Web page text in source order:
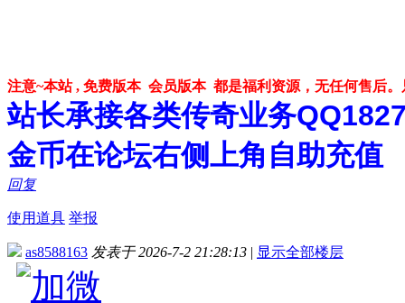
注意~本站 , 免费版本 会员版本 都是福利资源，无任何售后
站长承接各类传奇业务
金币在论坛右侧上角自助充值
回复
使用道具 举报
as8588163 发表于 2026-7-2 21:28:13 | 显示全部楼层